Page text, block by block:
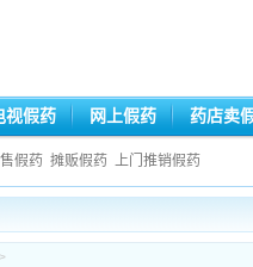
视假药 网上假药 药店卖
假药 摊贩假药 上门推销假药
>